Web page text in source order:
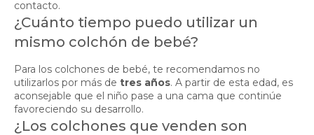
contacto.
¿Cuánto tiempo puedo utilizar un
mismo colchón de bebé?
Para los colchones de bebé, te recomendamos no
utilizarlos por más de tres años. A partir de esta edad, es
aconsejable que el niño pase a una cama que continúe
favoreciendo su desarrollo.
¿Los colchones que venden son